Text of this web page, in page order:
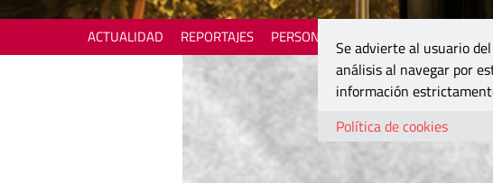
ACTUALIDAD REPORTAJES PERSONAJES
Se advierte al usuario
análisis al navegar por
información
Política de cookies